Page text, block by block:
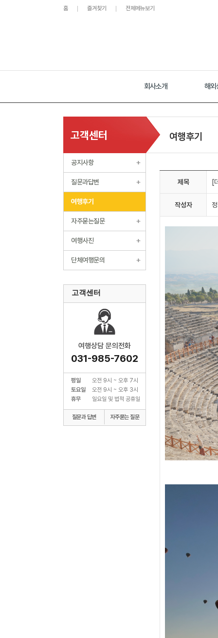
홈 즐겨찾기 전체메뉴보기
회사소개 해외
고객센터
공지사항
질문과답변
여행후기
자주묻는질문
여행사진
단체여행문의
고객센터
여행상담 문의전화
031-985-7602
평일
오전 9시 ~ 오후 7시
토요일
오전 9시 ~ 오후 3시
휴무
일요일 및 법적 공휴일
질문과 답변 자주묻는 질문
여행후기
제목 [
작성자